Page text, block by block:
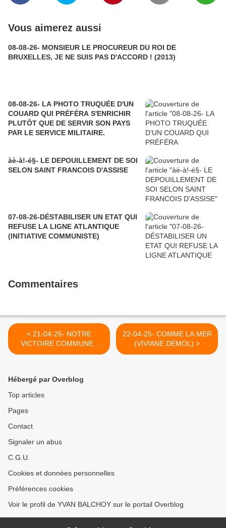
Vous aimerez aussi
08-08-26- MONSIEUR LE PROCUREUR DU ROI DE
BRUXELLES, JE NE SUIS PAS D'ACCORD ! (2013)
08-08-26- LA PHOTO TRUQUÉE D'UN
COUARD QUI PRÉFÉRA S'ENRICHIR
PLUTÔT QUE DE SERVIR SON PAYS
PAR LE SERVICE MILITAIRE.
àè-à!-é§- LE DEPOUILLEMENT DE SOI
SELON SAINT FRANCOIS D'ASSISE
07-08-26-DÉSTABILISER UN ETAT QUI
REFUSE LA LIGNE ATLANTIQUE
(INITIATIVE COMMUNISTE)
Commentaires
< 21-04-25- NOTRE
VICTOIRE COMMUNE (
OLESYA ORLENKO-LE
22-04-25- COMME LA MER
(VIVIANE DEMOL) >
Hébergé par Overblog
Top articles
Pages
Contact
Signaler un abus
C.G.U.
Cookies et données personnelles
Préférences cookies
Voir le profil de YVAN BALCHOY sur le portail Overblog